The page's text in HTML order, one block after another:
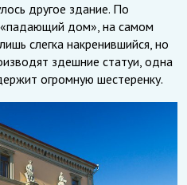
другое здание. По
«падающий дом», на самом
слегка накренившийся, но
здешние статуи, одна
огромную шестеренку.